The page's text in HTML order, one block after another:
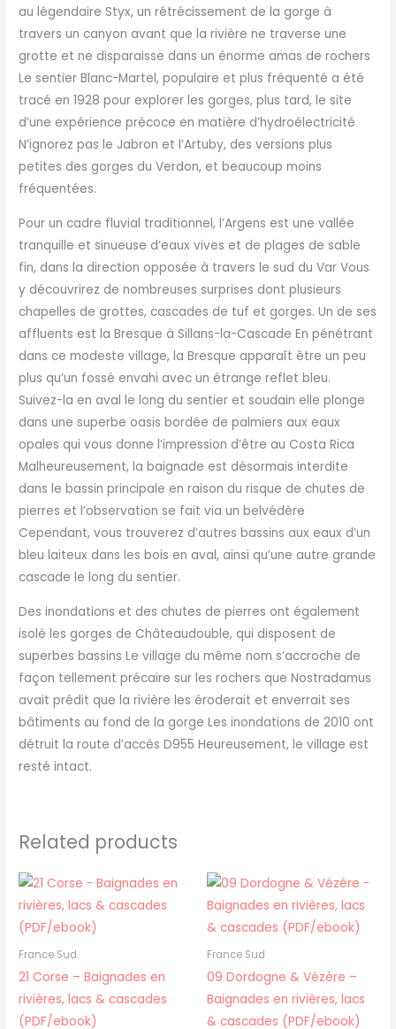
au légendaire Styx, un rétrécissement de la gorge à
travers un canyon avant que la rivière ne traverse une
grotte et ne disparaisse dans un énorme amas de rochers
Le sentier Blanc-Martel, populaire et plus fréquenté a été
tracé en 1928 pour explorer les gorges, plus tard, le site
d’une expérience précoce en matière d’hydroélectricité
N’ignorez pas le Jabron et l’Artuby, des versions plus
petites des gorges du Verdon, et beaucoup moins
fréquentées.
Pour un cadre fluvial traditionnel, l’Argens est une vallée
tranquille et sinueuse d’eaux vives et de plages de sable
fin, dans la direction opposée à travers le sud du Var Vous
y découvrirez de nombreuses surprises dont plusieurs
chapelles de grottes, cascades de tuf et gorges. Un de ses
affluents est la Bresque à Sillans-la-Cascade En pénétrant
dans ce modeste village, la Bresque apparaît être un peu
plus qu’un fossé envahi avec un étrange reflet bleu.
Suivez-la en aval le long du sentier et soudain elle plonge
dans une superbe oasis bordée de palmiers aux eaux
opales qui vous donne l’impression d’être au Costa Rica
Malheureusement, la baignade est désormais interdite
dans le bassin principale en raison du risque de chutes de
pierres et l’observation se fait via un belvédère
Cependant, vous trouverez d’autres bassins aux eaux d’un
bleu laiteux dans les bois en aval, ainsi qu’une autre grande
cascade le long du sentier.
Des inondations et des chutes de pierres ont également
isolé les gorges de Châteaudouble, qui disposent de
superbes bassins Le village du même nom s’accroche de
façon tellement précaire sur les rochers que Nostradamus
avait prédit que la rivière les éroderait et enverrait ses
bâtiments au fond de la gorge Les inondations de 2010 ont
détruit la route d’accès D955 Heureusement, le village est
resté intact.
Related products
France Sud
21 Corse – Baignades en
rivières, lacs & cascades
(PDF/ebook)
France Sud
09 Dordogne & Vézère –
Baignades en rivières, lacs
& cascades (PDF/ebook)